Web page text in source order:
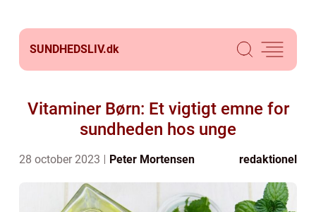
SUNDHEDSLIV.dk
Vitaminer Børn: Et vigtigt emne for
sundheden hos unge
28 october 2023 Peter Mortensen redaktionel